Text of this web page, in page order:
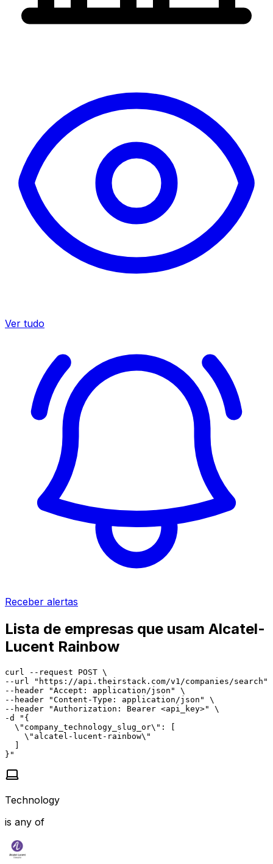
Ver tudo
Receber alertas
Lista de empresas que usam Alcatel-
Lucent Rainbow
curl --request POST \
--url "https://api.theirstack.com/v1/companies/search"
--header "Accept: application/json" \
--header "Content-Type: application/json" \
--header "Authorization: Bearer <api_key>" \
-d "{
  \"company_technology_slug_or\": [
    \"alcatel-lucent-rainbow\"
  ]
}"
Technology
is any of